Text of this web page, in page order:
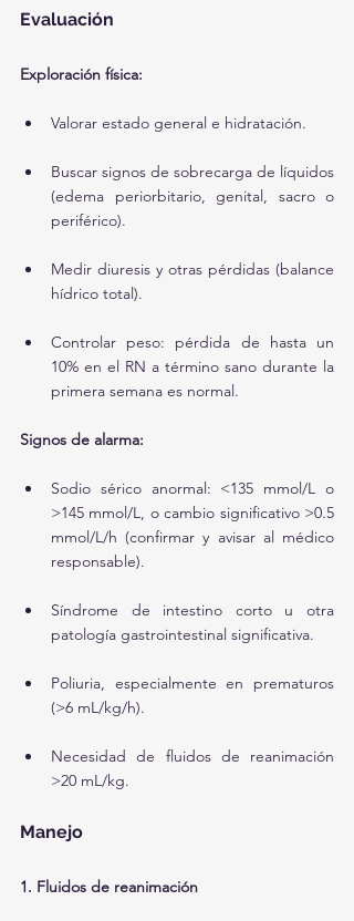
Evaluación
Exploración física:
Valorar estado general e hidratación.
Buscar signos de sobrecarga de líquidos
(edema periorbitario, genital, sacro o
periférico).
Medir diuresis y otras pérdidas (balance
hídrico total).
Controlar peso: pérdida de hasta un
10% en el RN a término sano durante la
primera semana es normal.
Signos de alarma:
Sodio sérico anormal: <135 mmol/L o
>145 mmol/L, o cambio significativo >0.5
mmol/L/h (confirmar y avisar al médico
responsable).
Síndrome de intestino corto u otra
patología gastrointestinal significativa.
Poliuria, especialmente en prematuros
(>6 mL/kg/h).
Necesidad de fluidos de reanimación
>20 mL/kg.
Manejo
1. Fluidos de reanimación